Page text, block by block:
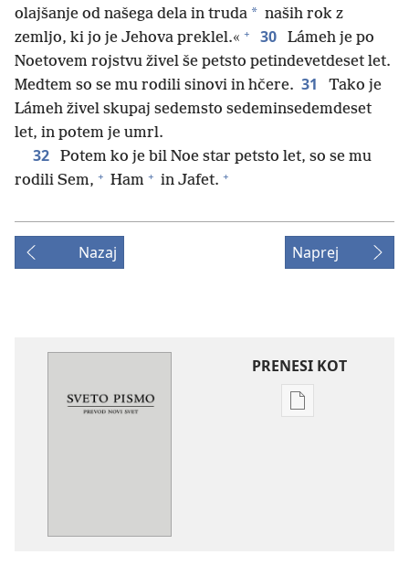
olajšanje od našega dela in truda * naših rok z
zemljo, ki jo je Jehova preklel.« + 30
Lámeh je po
Noetovem rojstvu živel še petsto petindevetdeset let.
Medtem so se mu rodili sinovi in hčere. 31
Tako je
Lámeh živel skupaj sedemsto sedeminsedemdeset
let, in potem je umrl.
32
Potem ko je bil Noe star petsto let, so se mu
rodili Sem, + Ham + in Jafet. +
Nazaj Naprej
PRENESI KOT
Možnosti